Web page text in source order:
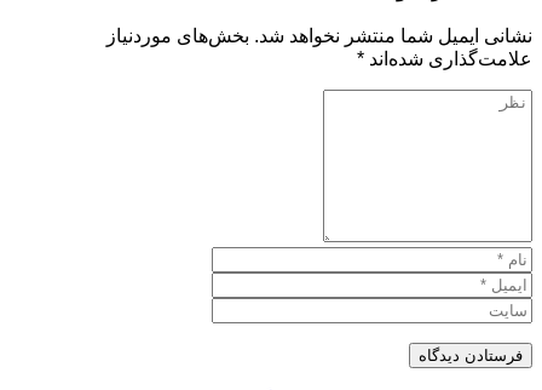
نشانی ایمیل شما منتشر نخواهد شد. بخش‌های موردنیاز
علامت‌گذاری شده‌اند *